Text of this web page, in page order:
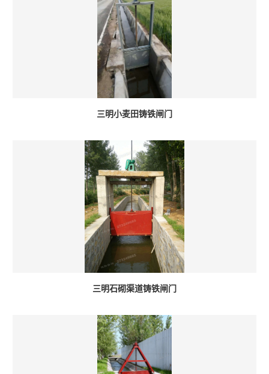
三明小麦田铸铁闸门
三明石砌渠道铸铁闸门